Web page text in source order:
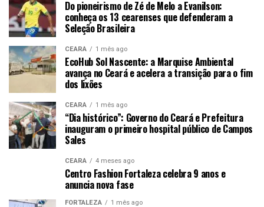
Do pioneirismo de Zé de Melo a Evanilson:
conheça os 13 cearenses que defenderam a
Seleção Brasileira
CEARÁ 1 mês ago
EcoHub Sol Nascente: a Marquise Ambiental
avança no Ceará e acelera a transição para o fim
dos lixões
CEARÁ 1 mês ago
“Dia histórico”: Governo do Ceará e Prefeitura
inauguram o primeiro hospital público de Campos
Sales
CEARÁ 4 meses ago
Centro Fashion Fortaleza celebra 9 anos e
anuncia nova fase
FORTALEZA 1 mês ago